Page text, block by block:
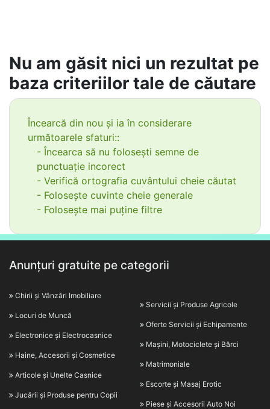
Nu am găsit nici un rezultat pe
baza criteriilor tale de căutare
Încearcă din nou și ia în considerare
următoarele sfaturi::
- Încearca să nu folosești semne de
punctuație incorect
- Verifică ortografia cuvântului cheie căutat
- Folosește cuvinte cheie generale
- Folosește mai puține filtre
Anunțuri gratuite pe categorii
Chirii și Vânzări Imobiliare
Locuri de Muncă
Electronice și Electrocasnice
Haine, Accesorii și Cosmetice
Articole și Unelte Casnice
Jucării și Produse pentru Copii
Servicii și Produse Agricole
Oferte Servicii și Echipamente
Mașini, Motociclete și Bărci
Matrimoniale
Escorte și Masaj Erotic
Piese și Accesorii Auto Noi